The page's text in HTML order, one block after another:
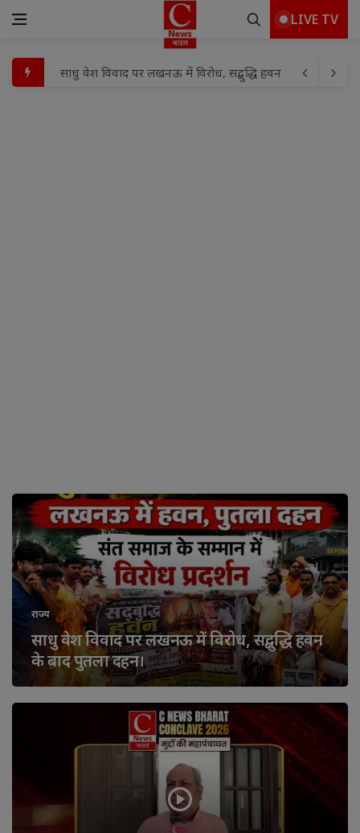
LIVE TV
एएस इवेंट प्लानर प्रस्तुत करेगा "झाँसी टॉप मॉडल 2026 - सीजन 5"
राज्य
साधु वेश विवाद पर लखनऊ में विरोध, सद्बुद्धि हवन
के बाद पुतला दहन।